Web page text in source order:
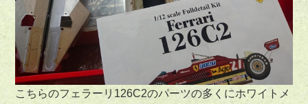
こちらのフェラーリ126C2のパーツの多くにホワイトメ